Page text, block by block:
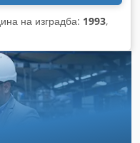
на изградба: 1993,